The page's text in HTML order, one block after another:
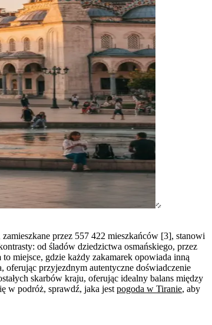
przez 557 422 mieszkańców [3], stanowi
od śladów dziedzictwa osmańskiego, przez
to miejsce, gdzie każdy zakamarek opowiada inną
przyjezdnym autentyczne doświadczenie
skarbów kraju, oferując idealny balans między
w podróż, sprawdź, jaka jest pogoda w Tiranie, aby